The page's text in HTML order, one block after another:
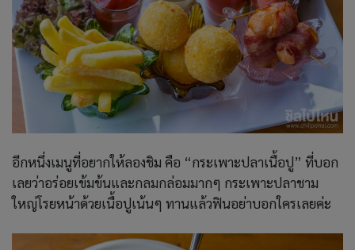
อีกหนึ่งเมนูที่อยากให้ลองชิม คือ “กระเพาะปลาเนื้อปู” ที่บอก
เลยว่าอร่อยเข้มข้นและกลมกล่อมมากๆ กระเพาะปลาชาม
ใหญ่โรยหน้าด้วยเนื้อปูเน้นๆ ทานแล้วฟินอย่าบอกใครเลยค่ะ